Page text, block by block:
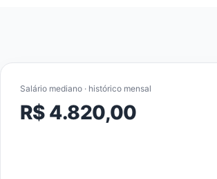
Salário mediano · histórico mensal
R$ 4.820,00